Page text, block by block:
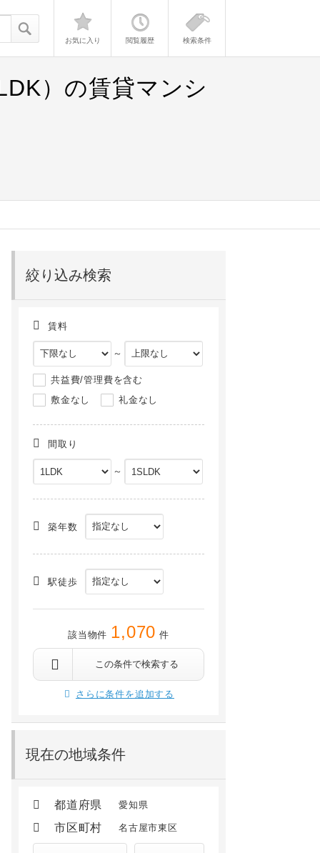
お気に入り 閲覧履歴 検索条件
）の賃貸マンシ
絞り込み検索
賃料
～
共益費/管理費を含む
敷金なし
礼金なし
間取り
～
築年数
駅徒歩
該当物件 1,070 件
この条件で検索する
さらに条件を追加する
現在の地域条件
都道府県 愛知県
市区町村 名古屋市東区
分
高岳 徒歩7分清水 徒歩13分
11.55万円/ 1.0万円
2階 /新築(2026年05月)